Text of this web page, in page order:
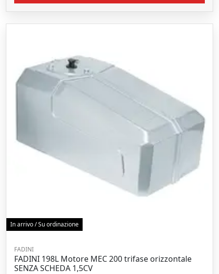
In arrivo / Su ordinazione
FADINI
FADINI 198L Motore MEC 200 trifase orizzontale
SENZA SCHEDA 1,5CV